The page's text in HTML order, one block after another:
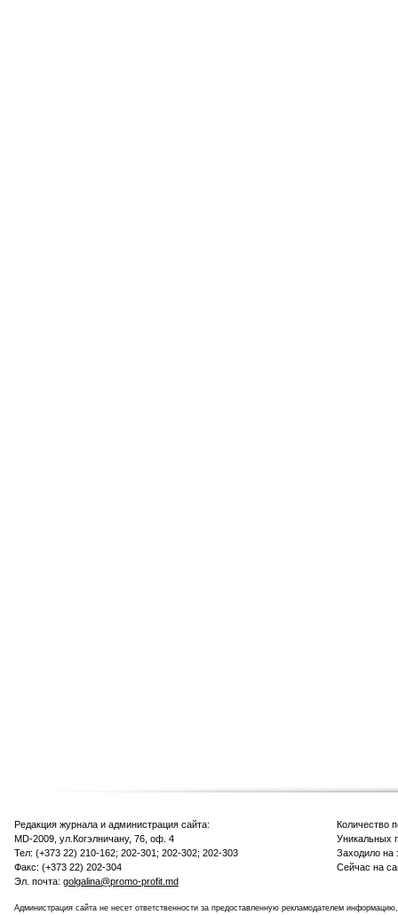
Редакция журнала и администрация сайта:
MD-2009, ул.Когэлничану, 76, оф. 4
Тел: (+373 22) 210-162; 202-301; 202-302; 202-303
Факс: (+373 22) 202-304
Эл. почта: golgalina@promo-profit.md
Количество
Уникальных
Заходило на
Сейчас на
Администрация сайта не несет ответственности за предоставленную рекламодателем